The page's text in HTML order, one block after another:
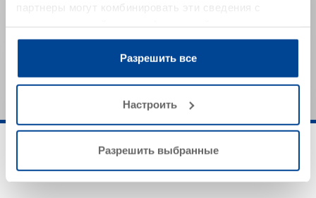
партнеры могут комбинировать эти сведения с
данными, которые они получили при использовании
Разрешить все
Настроить
Разрешить выбранные
Вещество-носитель вода
как обязательные спецификации продукта.